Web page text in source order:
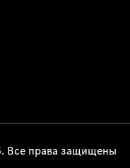
Все права защищены